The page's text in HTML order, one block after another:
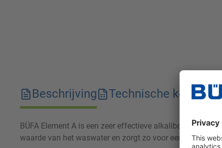
Beschrijving Technische
BÜFA Element A is een zeer effectieve alkalibooster die
waarde van het waswater en zorgt zo voor een optimale